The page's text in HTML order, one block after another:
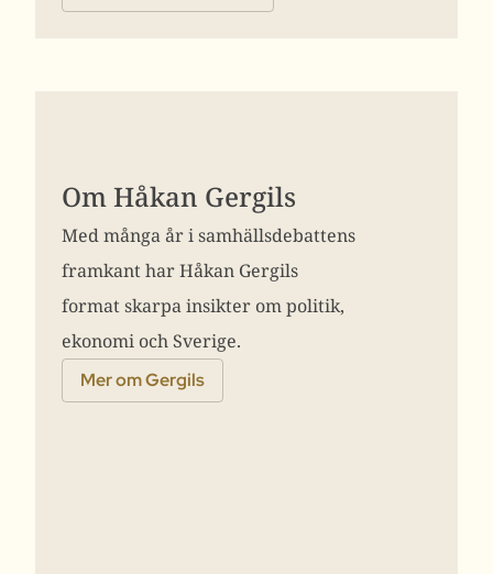
Om Håkan Gergils
Med många år i samhällsdebattens
framkant har Håkan Gergils
format skarpa insikter om politik,
ekonomi och Sverige.
Mer om Gergils